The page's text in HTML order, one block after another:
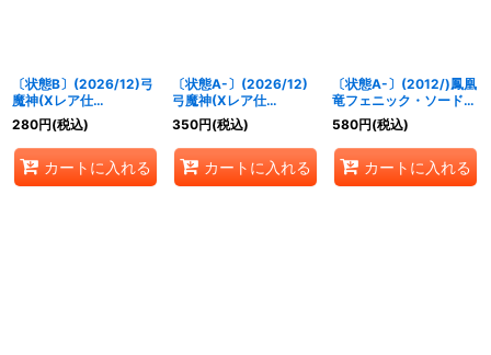
〔状態B〕(2026/12)弓
魔神(Xレア仕
様/LM2026収録)【M】
{BS72-063}《白》
280円(税込)
カートに入れる
〔状態A-〕(2026/12)
弓魔神(Xレア仕
様/LM2026収録)【M】
{BS72-063}《白》
350円(税込)
カートに入れる
〔状態A-〕(2012/)鳳凰
竜フェニック・ソード
(SD09収録)【X】
{X009}《赤》
580円(税込)
カートに入れる